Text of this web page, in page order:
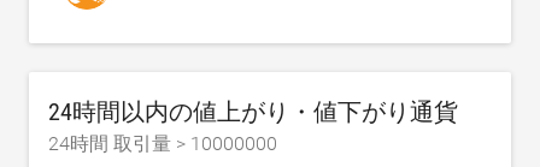
24時間以内の値上がり・値下がり通貨
24時間 取引量 > 10000000